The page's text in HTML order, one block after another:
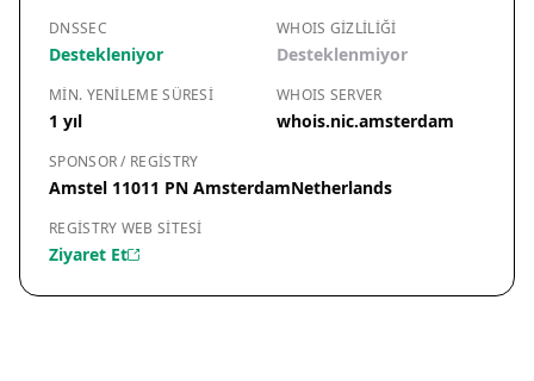
DNSSEC
Destekleniyor
WHOIS GIZLILIĞI
Desteklenmiyor
MIN. YENILEME SÜRESI
1 yıl
WHOIS SERVER
whois.nic.amsterdam
SPONSOR / REGISTRY
Amstel 11011 PN AmsterdamNetherlands
REGISTRY WEB SITESI
Ziyaret Et